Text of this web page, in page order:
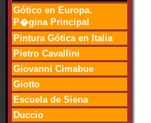
Gótico en Europa.
P�gina Principal
Pintura Gótica en Italia
Pietro Cavallini
Giovanni Cimabue
Giotto
Escuela de Siena
Duccio